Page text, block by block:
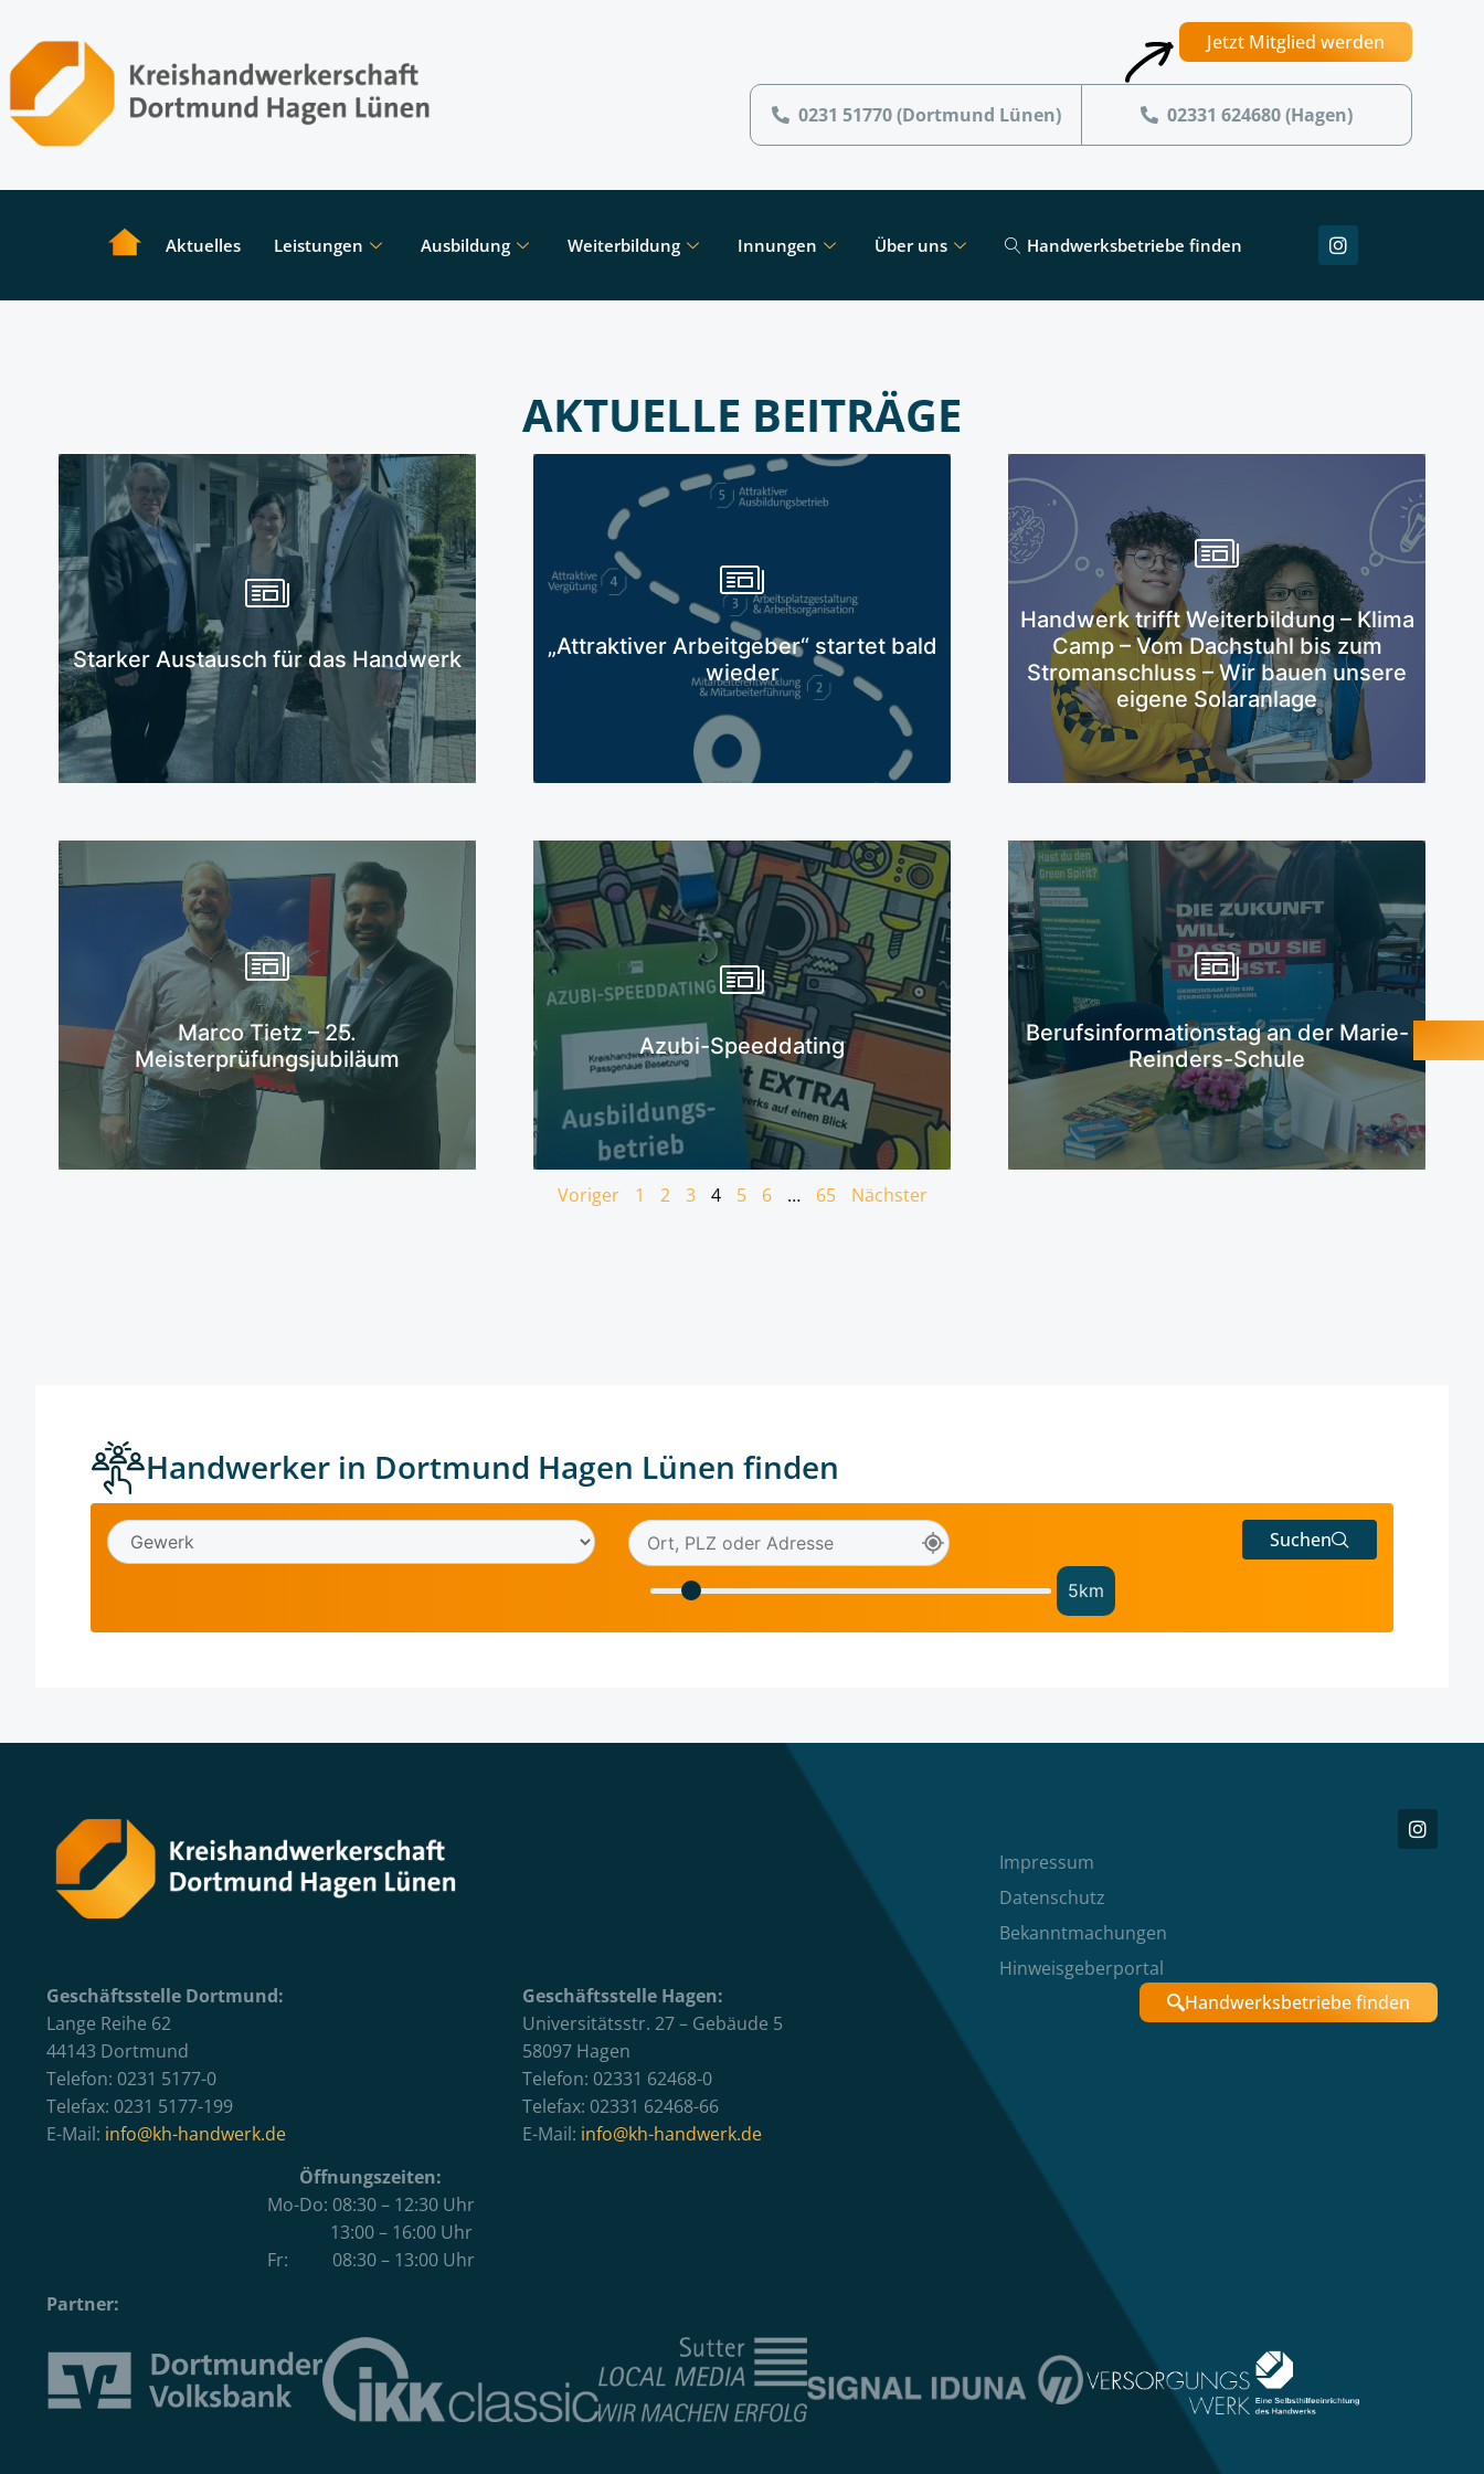
Jetzt Mitglied werden
0231 51770 (Dortmund Lünen) 02331 624680 (Hagen)
Aktuelles Leistungen Ausbildung Weiterbildung Innungen Über uns Handwerksbetriebe finden
AKTUELLE BEITRÄGE
Starker Austausch für das Handwerk
Mehr erfahren
„Attraktiver Arbeitgeber“ startet bald
wieder
Mehr erfahren
Handwerk trifft Weiterbildung – Klima
Camp – Vom Dachstuhl bis zum
Stromanschluss – Wir bauen unsere
eigene Solaranlage
Mehr erfahren
Marco Tietz – 25.
Meisterprüfungsjubiläum
Mehr erfahren
Azubi-Speeddating
Mehr erfahren
Berufsinformationstag an der Marie-
Reinders-Schule
Mehr erfahren
Voriger 1 2 3 4 5 6 … 65 Nächster
Handwerker in Dortmund Hagen Lünen finden
5km
Suchen
Impressum
Datenschutz
Bekanntmachungen
Hinweisgeberportal
Geschäftsstelle Dortmund:
Lange Reihe 62
44143 Dortmund
Telefon: 0231 5177-0
Telefax: 0231 5177-199
E-Mail: info@kh-handwerk.de
Geschäftsstelle Hagen:
Universitätsstr. 27 – Gebäude 5
58097 Hagen
Telefon: 02331 62468-0
Telefax: 02331 62468-66
E-Mail: info@kh-handwerk.de
Handwerksbetriebe finden
Öffnungszeiten:
Mo-Do: 08:30 – 12:30 Uhr
13:00 – 16:00 Uhr
Fr: 08:30 – 13:00 Uhr
Partner: